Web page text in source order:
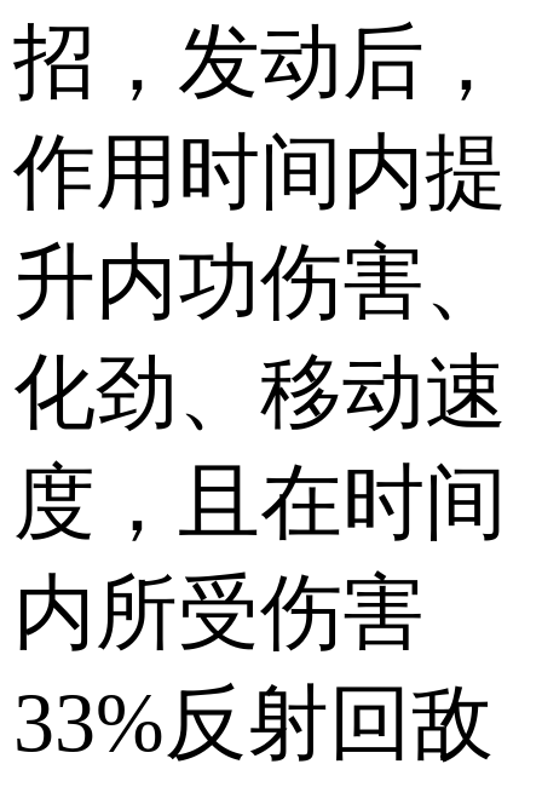
招，发动后，
作用时间内提
升内功伤害、
化劲、移动速
度，且在时间
内所受伤害
33%反射回敌